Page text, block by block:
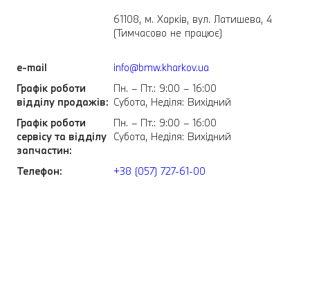
61108, м. Харків, вул. Латишева, 4
(Тимчасово не працює)
e-mail
info@bmw.kharkov.ua
Графік роботи
відділу продажів:
Пн. – Пт.: 9:00 – 16:00
Субота, Неділя: Вихідний
Графік роботи
сервісу та відділу
запчастин:
Пн. – Пт.: 9:00 – 16:00
Субота, Неділя: Вихідний
Телефон: +38 (057) 727-61-00